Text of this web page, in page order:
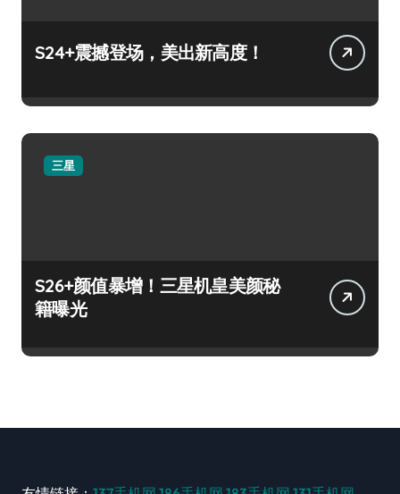
S24+震撼登场，美出新高度！
三星
S26+颜值暴增！三星机皇美颜秘
籍曝光